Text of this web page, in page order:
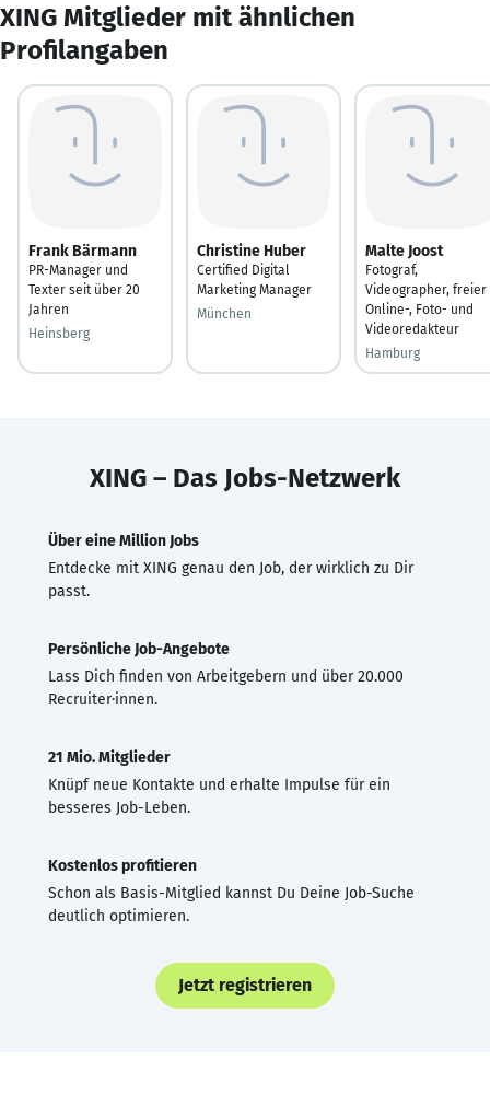
XING Mitglieder mit ähnlichen
Profilangaben
Frank Bärmann
PR-Manager und
Texter seit über 20
Jahren
Heinsberg
Christine Huber
Certified Digital
Marketing Manager
München
Malte Joost
Fotograf,
Videographer, freier
Online-, Foto- und
Videoredakteur
Hamburg
XING – Das Jobs-Netzwerk
Über eine Million Jobs
Entdecke mit XING genau den Job, der wirklich zu Dir
passt.
Persönliche Job-Angebote
Lass Dich finden von Arbeitgebern und über 20.000
Recruiter·innen.
21 Mio. Mitglieder
Knüpf neue Kontakte und erhalte Impulse für ein
besseres Job-Leben.
Kostenlos profitieren
Schon als Basis-Mitglied kannst Du Deine Job-Suche
deutlich optimieren.
Jetzt registrieren